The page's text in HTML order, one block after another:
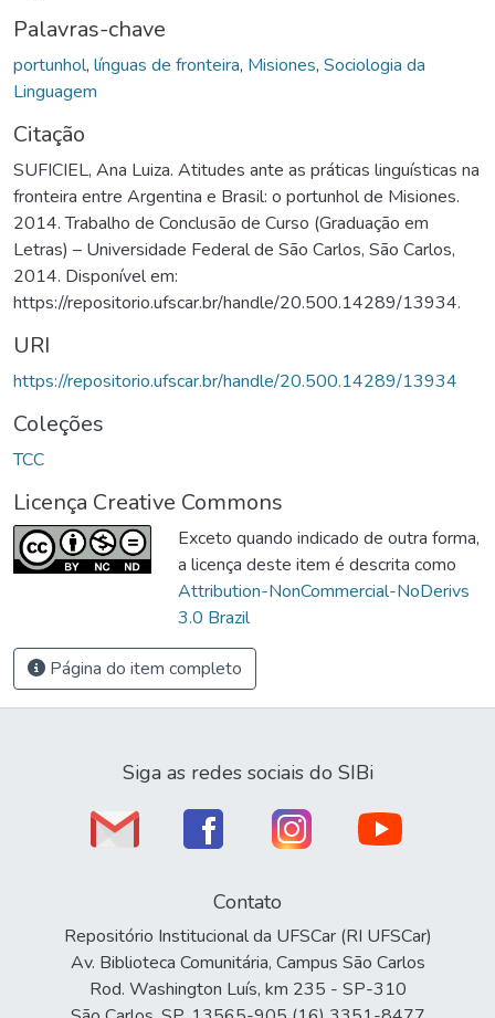
Palavras-chave
portunhol, línguas de fronteira, Misiones, Sociologia da
Linguagem
Citação
SUFICIEL, Ana Luiza. Atitudes ante as práticas linguísticas na
fronteira entre Argentina e Brasil: o portunhol de Misiones.
2014. Trabalho de Conclusão de Curso (Graduação em
Letras) – Universidade Federal de São Carlos, São Carlos,
2014. Disponível em:
https://repositorio.ufscar.br/handle/20.500.14289/13934.
URI
https://repositorio.ufscar.br/handle/20.500.14289/13934
Coleções
TCC
Licença Creative Commons
Exceto quando indicado de outra forma,
a licença deste item é descrita como
Attribution-NonCommercial-NoDerivs
3.0 Brazil
Página do item completo
Siga as redes sociais do SIBi
Contato
Repositório Institucional da UFSCar (RI UFSCar)
Av. Biblioteca Comunitária, Campus São Carlos
Rod. Washington Luís, km 235 - SP-310